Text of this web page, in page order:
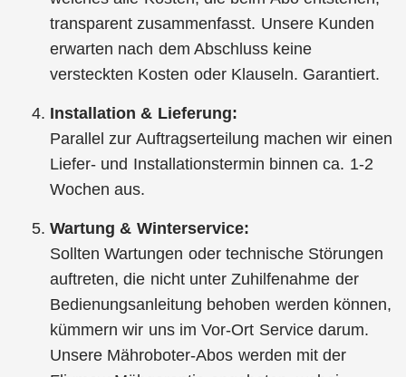
transparent zusammenfasst. Unsere Kunden
erwarten nach dem Abschluss keine
versteckten Kosten oder Klauseln. Garantiert.
Installation & Lieferung:
Parallel zur Auftragserteilung machen wir einen
Liefer- und Installationstermin binnen ca. 1-2
Wochen aus.
Wartung & Winterservice:
Sollten Wartungen oder technische Störungen
auftreten, die nicht unter Zuhilfenahme der
Bedienungsanleitung behoben werden können,
kümmern wir uns im Vor-Ort Service darum.
Unsere Mähroboter-Abos werden mit der